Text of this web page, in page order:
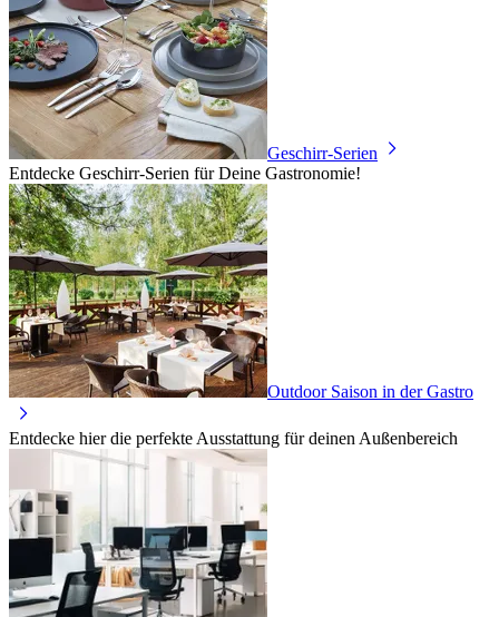
Geschirr-Serien
Entdecke Geschirr-Serien für Deine Gastronomie!
Outdoor Saison in der Gastro
Entdecke hier die perfekte Ausstattung für deinen Außenbereich